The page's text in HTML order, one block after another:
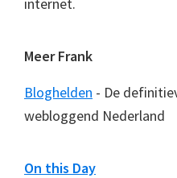
Meer Frank
Bloghelden - De
webloggend Nederland
On this Day